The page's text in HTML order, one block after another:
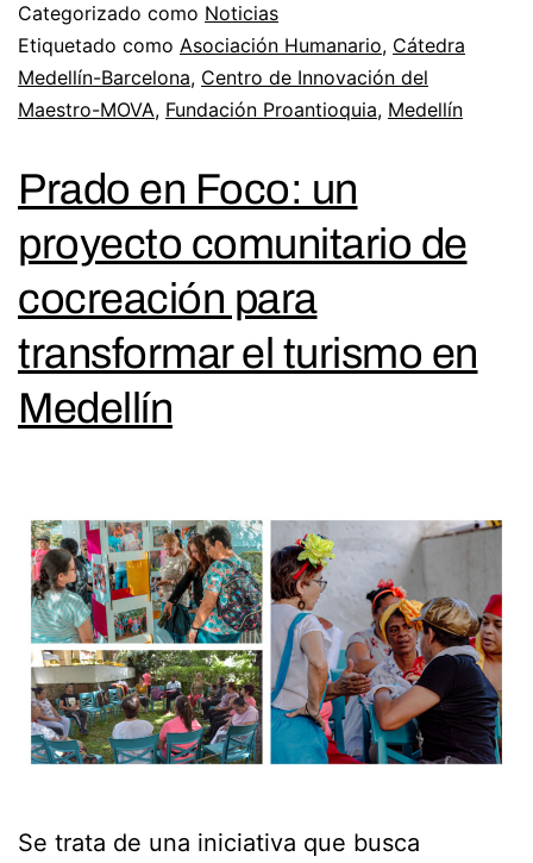
Categorizado como Noticias
Etiquetado como Asociación Humanario, Cátedra
Medellín-Barcelona, Centro de Innovación del
Maestro-MOVA, Fundación Proantioquia, Medellín
Prado en Foco: un
proyecto comunitario de
cocreación para
transformar el turismo en
Medellín
Se trata de una iniciativa que busca